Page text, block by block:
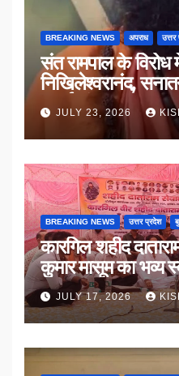
BREAKING NEWS अपराध उत्तर
संत रामपाल के
निखिलेश्वरानंद,
उठाई मांग
JULY 23, 2026
BREAKING NEWS उत्तर प्रदेश
कारगिल शहीद
कुमार मासूम का भव्य
का सम्मान
JULY 17, 2026